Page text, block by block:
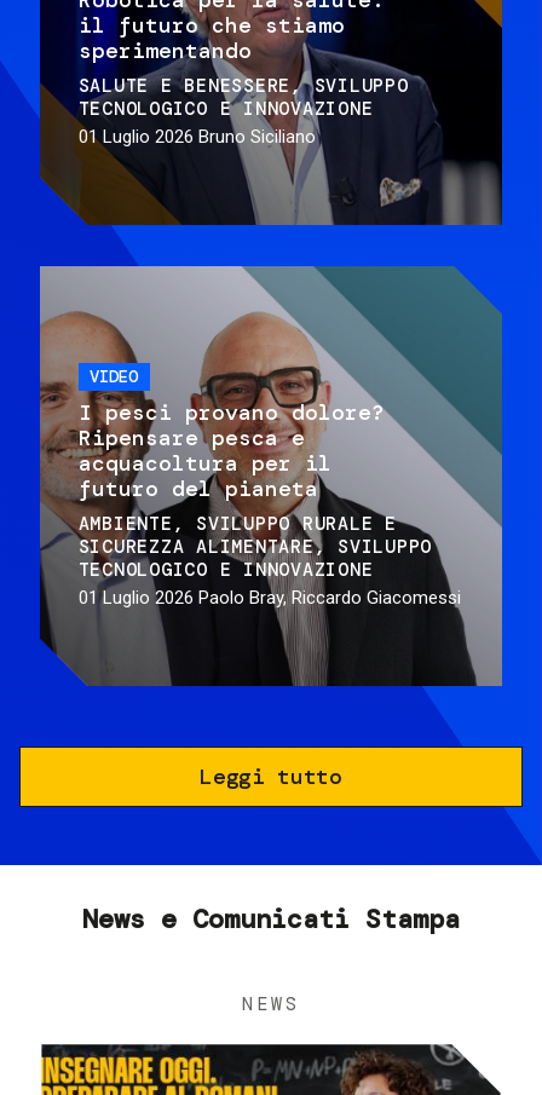
il futuro che stiamo
sperimentando
SALUTE E BENESSERE
SVILUPPO
TECNOLOGICO E INNOVAZIONE
01 Luglio 2026 Bruno Siciliano
VIDEO
I pesci provano dolore?
Ripensare pesca e
acquacoltura per il
futuro del pianeta
AMBIENTE
SVILUPPO RURALE E
SICUREZZA ALIMENTARE
SVILUPPO
TECNOLOGICO E INNOVAZIONE
01 Luglio 2026 Paolo Bray, Riccardo Giacomessi
Leggi tutto
News e Comunicati Stampa
NEWS